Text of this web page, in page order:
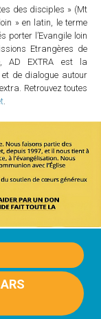
des disciples » (Mt
» en latin, le terme
porter l’Evangile loin
Etrangères de
AD EXTRA est la
de dialogue autour
Retrouvez toutes
.